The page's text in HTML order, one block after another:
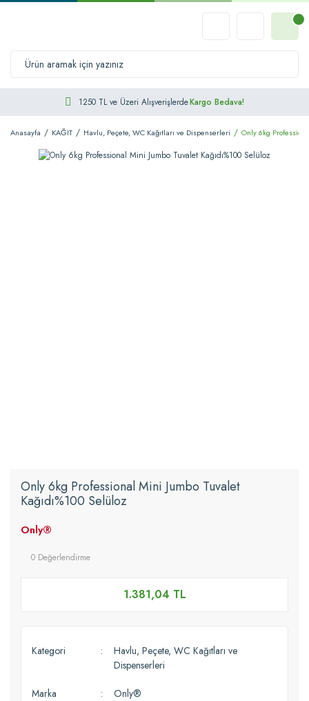
1250 TL ve Üzeri AlışverişlerdeKargo Bedava!
Anasayfa KAĞIT Havlu, Peçete, WC Kağıtları ve Dispenserleri Only 6kg
Only 6kg Professional Mini Jumbo Tuvalet
Kağıdı%100 Selüloz
Only®
0 Değerlendirme
1.381,04 TL
Kategori
Havlu, Peçete, WC Kağıtları ve
Dispenserleri
Marka Only®